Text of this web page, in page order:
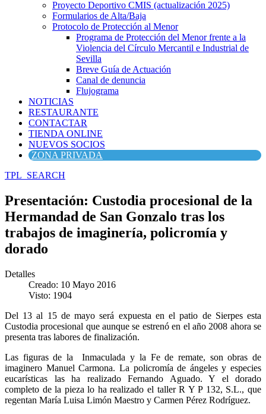
Proyecto Deportivo CMIS (actualización 2025)
Formularios de Alta/Baja
Protocolo de Protección al Menor
Programa de Protección del Menor frente a la
Violencia del Círculo Mercantil e Industrial de
Sevilla
Breve Guía de Actuación
Canal de denuncia
Flujograma
NOTICIAS
RESTAURANTE
CONTACTAR
TIENDA ONLINE
NUEVOS SOCIOS
ZONA PRIVADA
TPL_SEARCH
Presentación: Custodia procesional de la
Hermandad de San Gonzalo tras los
trabajos de imaginería, policromía y
dorado
Detalles
Creado: 10 Mayo 2016
Visto: 1904
Del 13 al 15 de mayo será expuesta en el patio de Sierpes esta
Custodia procesional que aunque se estrenó en el año 2008 ahora se
presenta tras labores de finalización.
Las figuras de la Inmaculada y la Fe de remate, son obras de
imaginero Manuel Carmona. La policromía de ángeles y especies
eucarísticas las ha realizado Fernando Aguado. Y el dorado
completo de la pieza lo ha realizado el taller R Y P 132, S.L., que
regentan María Luisa Limón Maestro y Carmen Pérez Rodríguez.